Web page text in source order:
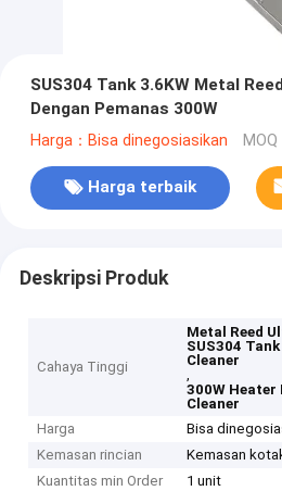
SUS304 Tank 3.6KW Metal
Dengan Pemanas 300W
Harga：Bisa dinegosiasikan
Harga terbaik
Deskripsi Produk
Cahaya Tinggi
Metal Reed
SUS304
Cleaner
,
300W
Cleaner
Harga
Bisa
Kemasan rincian
Kemasan
Kuantitas min Order
1 unit